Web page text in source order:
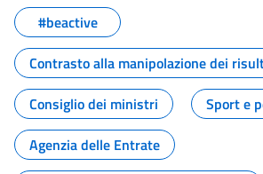
#beactive
Contrasto alla manipolazione dei
Consiglio dei ministri
Sport e
Agenzia delle Entrate